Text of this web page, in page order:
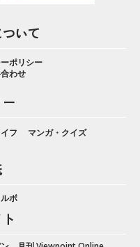
いて
ポリシー
わせ
フ マンガ・クイズ
ボ